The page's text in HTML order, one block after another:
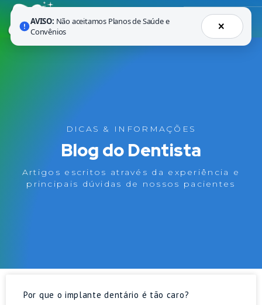
DICAS & INFORMAÇÕES
Blog do Dentista
Artigos escritos através da experiência e
principais dúvidas de nossos pacientes
Por que o implante dentário é tão caro?
AVISO: Não aceitamos Planos de Saúde e
Convênios
×